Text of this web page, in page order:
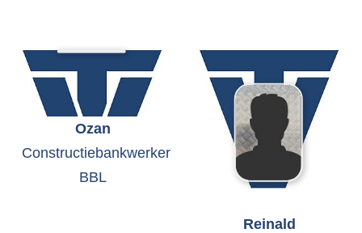
Ozan
Constructiebankwerker
BBL
Reinald